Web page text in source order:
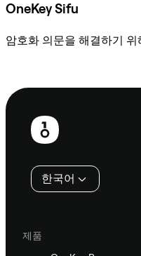
OneKey Sifu
암호화 의문을 해결하기 위
보
한국어
제품